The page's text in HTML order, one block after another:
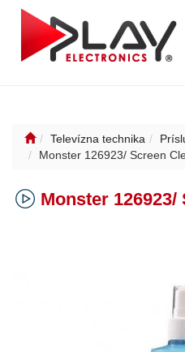
Televízna technika
Monster 126923/ Screen
Monster 126923/